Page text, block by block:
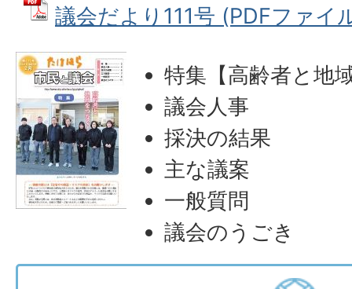
議会だより111号 (PDFファイ
特集【高齢者と地
議会人事
採決の結果
主な議案
一般質問
議会のうごき